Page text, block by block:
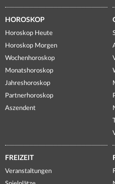
HOROSKOP
Horoskop Heute
Horoskop Morgen
Wochenhoroskop
Monatshoroskop
Jahreshoroskop
Partnerhoroskop
Aszendent
FREIZEIT
Veranstaltungen